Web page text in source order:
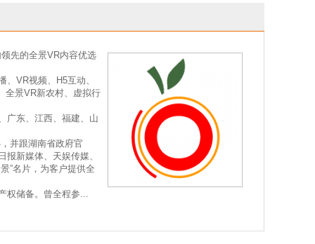
先的全景VR内容优选
VR视频、H5互动、
全景VR新农村、虚拟行
广东、江西、福建、山
并跟湖南省政府官
新媒体、天娱传媒、
”名片，为客户提供全
储备。曾全程参...